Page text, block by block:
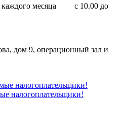
каждого месяца с 10.00 до
дом 9, операционный зал и
налогоплательщики!
налогоплательщики!